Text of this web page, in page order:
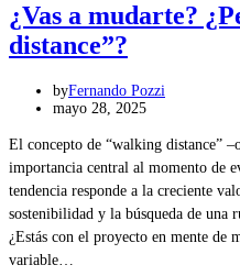
¿Vas a mudarte?
distance”?
byFernando Pozzi
mayo 28, 2025
El concepto de “walking distance”
importancia central al momento de
tendencia responde a la creciente
sostenibilidad y la búsqueda de una
¿Estás con el proyecto en mente de
variable…